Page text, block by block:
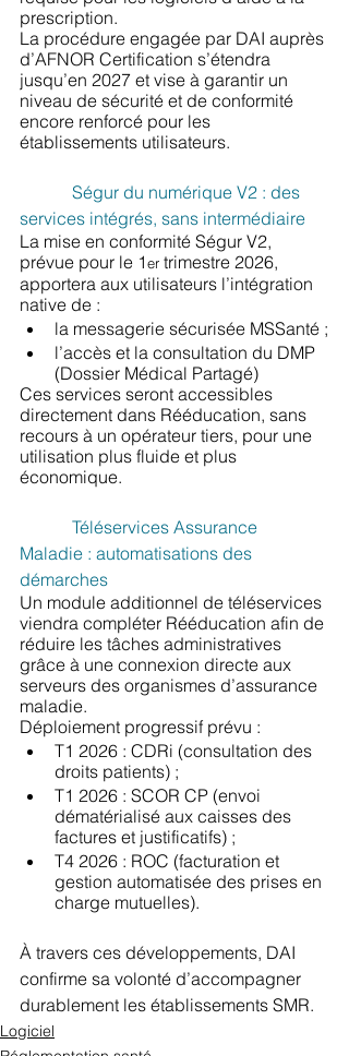
prescription.
La procédure engagée par DAI auprès
d’AFNOR Certification s’étendra
jusqu’en 2027 et vise à garantir un
niveau de sécurité et de conformité
encore renforcé pour les
établissements utilisateurs.
Ségur du numérique V2 : des
services intégrés, sans intermédiaire
La mise en conformité Ségur V2,
prévue pour le 1er trimestre 2026,
apportera aux utilisateurs l’intégration
native de :
la messagerie sécurisée MSSanté ;
l’accès et la consultation du DMP
(Dossier Médical Partagé)
Ces services seront accessibles
directement dans Rééducation, sans
recours à un opérateur tiers, pour une
utilisation plus fluide et plus
économique.
Téléservices Assurance
Maladie : automatisations des
démarches
Un module additionnel de téléservices
viendra compléter Rééducation afin de
réduire les tâches administratives
grâce à une connexion directe aux
serveurs des organismes d’assurance
maladie.
Déploiement progressif prévu :
T1 2026 : CDRi (consultation des
droits patients) ;
T1 2026 : SCOR CP (envoi
dématérialisé aux caisses des
factures et justificatifs) ;
T4 2026 : ROC (facturation et
gestion automatisée des prises en
charge mutuelles).
À travers ces développements, DAI
confirme sa volonté d’accompagner
durablement les établissements SMR.
Logiciel